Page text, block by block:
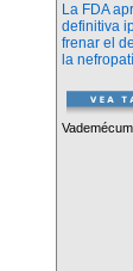
La FDA
definitiva
frenar el
la
Vademécum